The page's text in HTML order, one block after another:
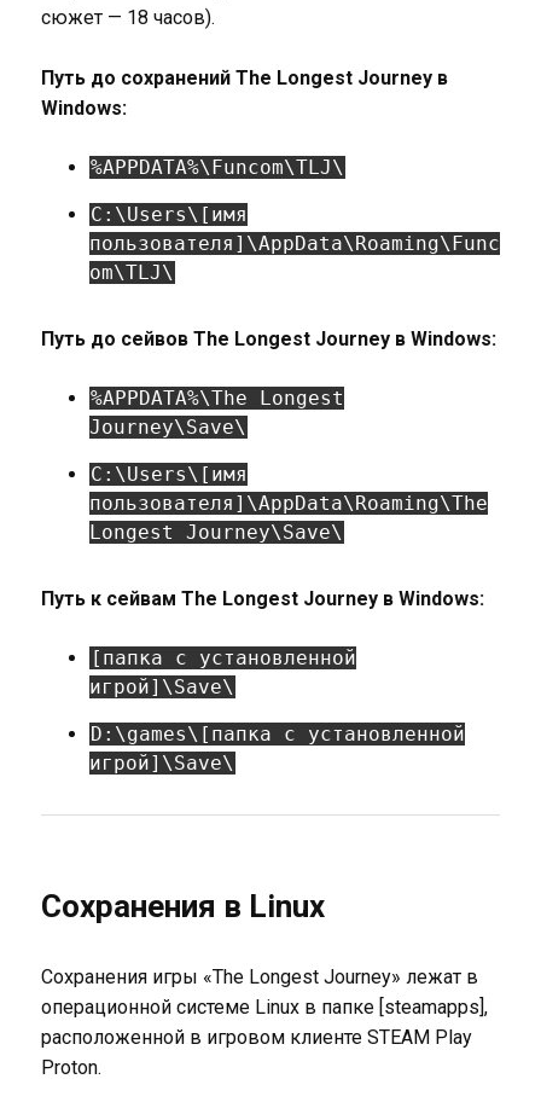
сюжет — 18 часов).
Путь до сохранений The Longest Journey в
Windows:
%APPDATA%\Funcom\TLJ\
C:\Users\[имя
пользователя]\AppData\Roaming\Func
om\TLJ\
Путь до сейвов The Longest Journey в Windows:
%APPDATA%\The Longest
Journey\Save\
C:\Users\[имя
пользователя]\AppData\Roaming\The
Longest Journey\Save\
Путь к сейвам The Longest Journey в Windows:
[папка с установленной
игрой]\Save\
D:\games\[папка с установленной
игрой]\Save\
Сохранения в Linux
Сохранения игры «The Longest Journey» лежат в
операционной системе Linux в папке [steamapps],
расположенной в игровом клиенте STEAM Play
Proton.